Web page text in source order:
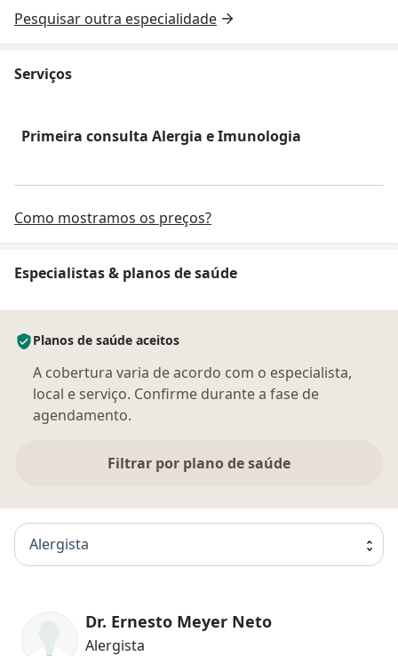
Pesquisar outra especialidade
Serviços
Primeira consulta Alergia e Imunologia
Como mostramos os preços?
Especialistas & planos de saúde
Planos de saúde aceitos
A cobertura varia de acordo com o especialista,
local e serviço. Confirme durante a fase de
agendamento.
Filtrar por plano de saúde
Alergista
Dr. Ernesto Meyer Neto
Alergista